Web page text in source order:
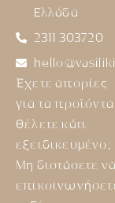
Ελλάδα
2311 303720
Έχετε απορίες
για τα προϊόντα
θέλετε κάτι
εξειδικευμένο;
Μη διστάσετε να